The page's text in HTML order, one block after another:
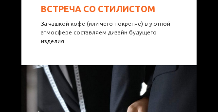
ВСТРЕЧА СО СТИЛИСТОМ
За чашкой кофе (или чего покрепче) в уютной
атмосфере составляем дизайн будущего
изделия